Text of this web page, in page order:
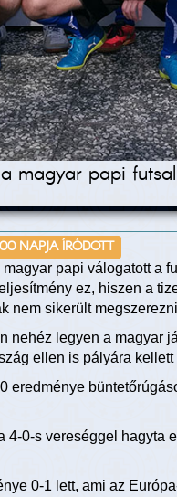
magyar papi
NAPJA ÍRÓDOTT
papi válogatott a
ez, hiszen a
nem sikerült
nehéz legyen a magyar
ellen is pályára kellett
eredménye
0-s vereséggel hagyta
0-1 lett, ami az